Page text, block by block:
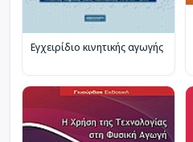
Εγχειρίδιο κινητικής αγωγής